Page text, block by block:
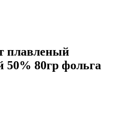
плавленый
50% 80гр фольга